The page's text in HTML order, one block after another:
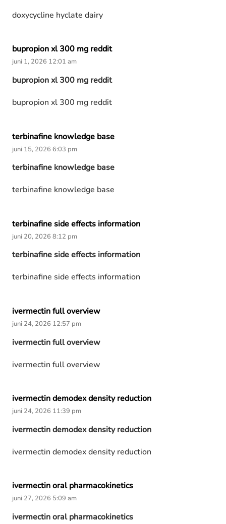
doxycycline hyclate dairy
bupropion xl 300 mg reddit
juni 1, 2026 12:01 am
bupropion xl 300 mg reddit
bupropion xl 300 mg reddit
terbinafine knowledge base
juni 15, 2026 6:03 pm
terbinafine knowledge base
terbinafine knowledge base
terbinafine side effects information
juni 20, 2026 8:12 pm
terbinafine side effects information
terbinafine side effects information
ivermectin full overview
juni 24, 2026 12:57 pm
ivermectin full overview
ivermectin full overview
ivermectin demodex density reduction
juni 24, 2026 11:39 pm
ivermectin demodex density reduction
ivermectin demodex density reduction
ivermectin oral pharmacokinetics
juni 27, 2026 5:09 am
ivermectin oral pharmacokinetics